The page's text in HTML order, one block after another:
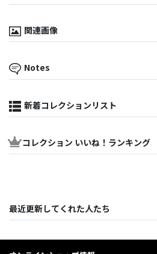
関連画像
Notes
新着コレクションリスト
コレクション いいね！ランキング
最近更新してくれた人たち